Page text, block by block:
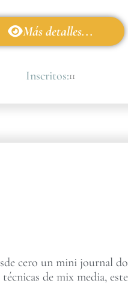
Más detalles...
Inscritos:11
cero un mini journal
de mix media,